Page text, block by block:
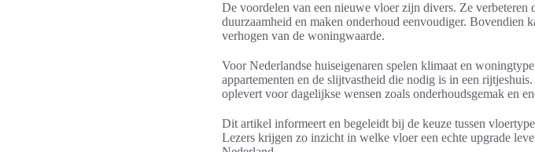
De voordelen van een nieuwe vloer zijn divers. Ze verbeteren
duurzaamheid en maken onderhoud eenvoudiger. Bovendien
verhogen van de woningwaarde.
Voor Nederlandse huiseigenaren spelen klimaat en
appartementen en de slijtvastheid die nodig is in een
oplevert voor dagelijkse wensen zoals onderhoudsgemak en
Dit artikel informeert en begeleidt bij de keuze tussen
Lezers krijgen zo inzicht in welke vloer een echte upgrade